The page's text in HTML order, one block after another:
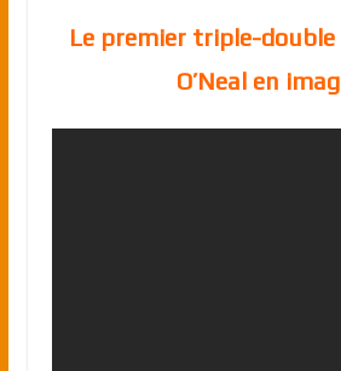
Le premier triple-double
O’Neal en